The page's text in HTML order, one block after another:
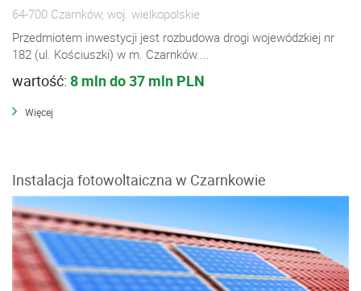
64-700 Czarnków, woj. wielkopolskie
Przedmiotem inwestycji jest rozbudowa drogi wojewódzkiej nr
182 (ul. Kościuszki) w m. Czarnków....
wartość: 8 mln do 37 mln PLN
Więcej
Instalacja fotowoltaiczna w Czarnkowie